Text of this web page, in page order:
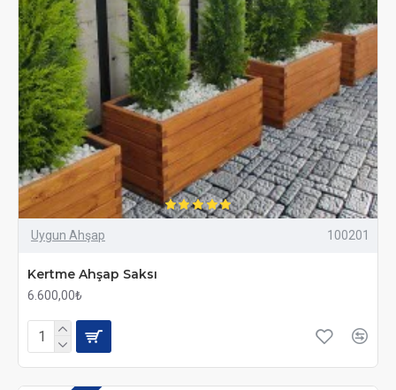
Uygun Ahşap 100201
Kertme Ahşap Saksı
6.600,00₺